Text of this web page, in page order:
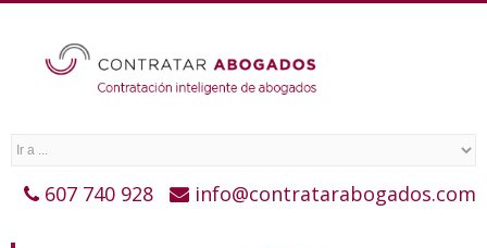
607 740 928 info@contratarabogados.com